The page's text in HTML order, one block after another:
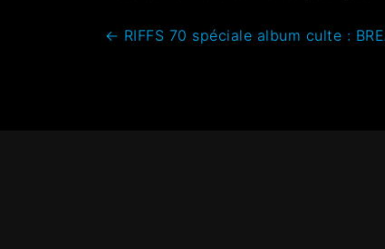
← RIFFS 70 spéciale album culte :